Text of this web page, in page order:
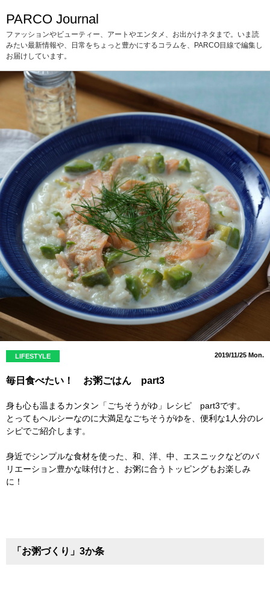
PARCO Journal
ファッションやビューティー、アートやエンタメ、お出かけネタまで。いま読
みたい最新情報や、日常をちょっと豊かにするコラムを、PARCO目線で編集し
お届けしています。
LIFESTYLE 2019/11/25 Mon.
毎日食べたい！ お粥ごはん part3
身も心も温まるカンタン「ごちそうがゆ」レシピ part3です。
とってもヘルシーなのに大満足なごちそうがゆを、便利な1人分のレ
シピでご紹介します。
身近でシンプルな食材を使った、和、洋、中、エスニックなどのバ
リエーション豊かな味付けと、お粥に合うトッピングもお楽しみ
に！
「お粥づくり」3か条